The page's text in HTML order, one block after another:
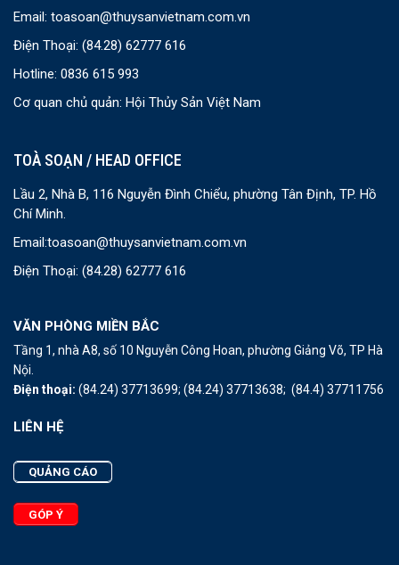
Email: toasoan@thuysanvietnam.com.vn
Điện Thoại: (84.28) 62777 616
Hotline: 0836 615 993
Cơ quan chủ quản: Hội Thủy Sản Việt Nam
TOÀ SOẠN / HEAD OFFICE
Lầu 2, Nhà B, 116 Nguyễn Đình Chiểu, phường Tân Định, TP. Hồ
Chí Minh.
Email:toasoan@thuysanvietnam.com.vn
Điện Thoại: (84.28) 62777 616
VĂN PHÒNG MIỀN BẮC
Tầng 1, nhà A8, số 10 Nguyễn Công Hoan, phường Giảng Võ, TP Hà
Nội.
Điện thoại: (84.24) 37713699; (84.24) 37713638; (84.4) 37711756
LIÊN HỆ
QUẢNG CÁO
GÓP Ý